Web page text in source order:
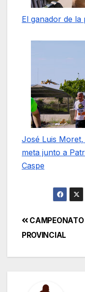
El ganador de la
José Luis
meta junto a
Caspe
de
entradas
CAMPEONATO
PROVINCIAL